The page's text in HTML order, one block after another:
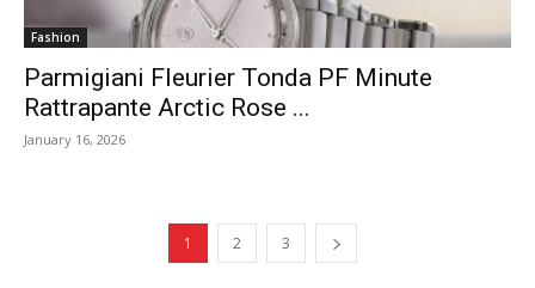
Fashion
Parmigiani Fleurier Tonda PF Minute
Rattrapante Arctic Rose ...
January 16, 2026
1 2 3